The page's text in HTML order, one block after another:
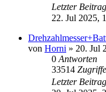
Letzter Beitrag
22. Jul 2025,
von Horni » 20. Jul
0 Antworten
33514 Zugriffe
Letzter Beitrag